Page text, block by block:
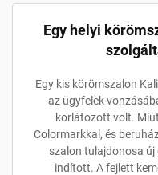
Egy helyi
Egy kis körömszalon
az ügyfelek
korlátozott volt.
Colormarkkal, és
szalon tulajdonosa
indított. A fejlett